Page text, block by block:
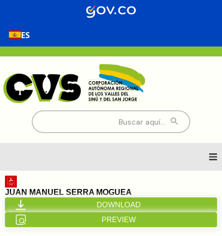
ES
Buscar:
Inicio
Nosotros
JUAN MANUEL SERRA MOGUEA
DOWNLOAD
PREVIEW